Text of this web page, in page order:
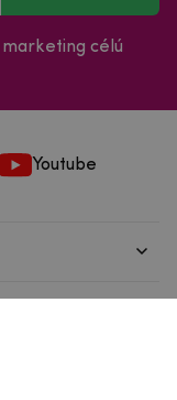
marketing célú
Youtube